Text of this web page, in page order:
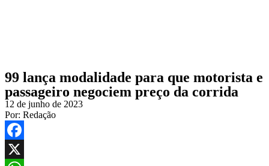
99 lança modalidade para que motorista e
passageiro negociem preço da corrida
12 de junho de 2023
Por: Redação
Facebook